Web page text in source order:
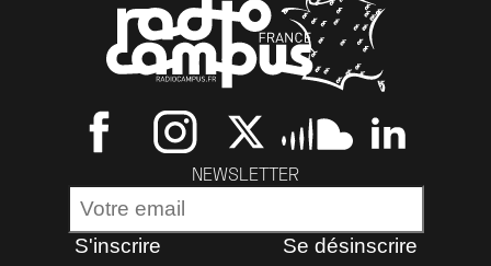
NEWSLETTER
S'inscrire Se désinscrire